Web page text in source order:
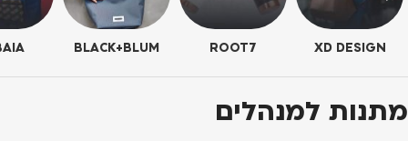
XD DESIGN
ROOT7
BLACK+BLUM
מתנות למנהלים